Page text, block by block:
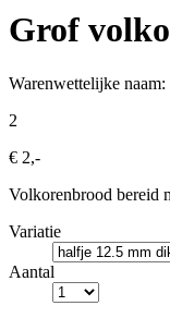
Grof
Warenwettelijke naam:
2
€ 2,-
Volkorenbrood bereid
Variatie
Aantal